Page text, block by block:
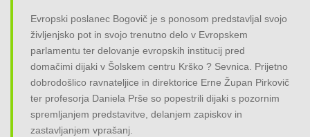
Evropski poslanec Bogovič je s ponosom predstavljal svojo
življenjsko pot in svojo trenutno delo v Evropskem
parlamentu ter delovanje evropskih institucij pred
domačimi dijaki v Šolskem centru Krško ? Sevnica. Prijetno
dobrodošlico ravnateljice in direktorice Erne Župan Pirkovič
ter profesorja Daniela Prše so popestrili dijaki s pozornim
spremljanjem predstavitve, delanjem zapiskov in
zastavljanjem vprašanj.